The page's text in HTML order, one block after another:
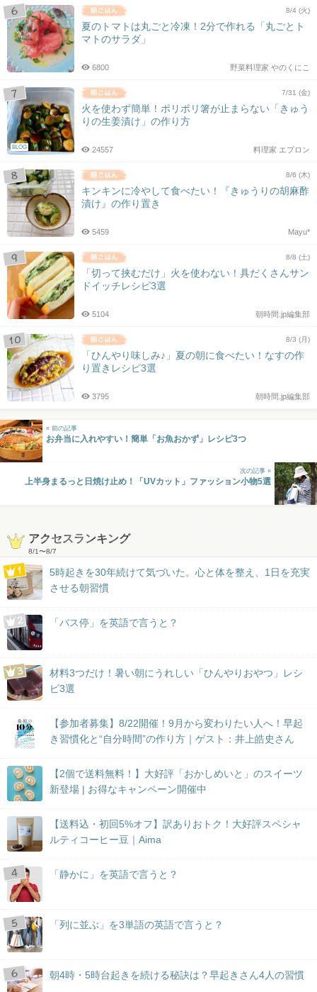
8/4 (火)
夏のトマトは丸ごと冷凍！2分で作れる「丸ごとト
マトのサラダ」
野菜料理家 やのくにこ
6800
BLOG
7/31 (金)
火を使わず簡単！ポリポリ箸が止まらない「きゅう
りの生姜漬け」の作り方
料理家 エプロン
24557
8/6 (木)
キンキンに冷やして食べたい！『きゅうりの胡麻酢
漬け』の作り置き
Mayu*
5459
8/8 (土)
「切って挟むだけ」火を使わない！具だくさんサン
ドイッチレシピ3選
朝時間.jp編集部
5104
8/3 (月)
「ひんやり味しみ♪」夏の朝に食べたい！なすの作
り置きレシピ3選
朝時間.jp編集部
3795
« 前の記事
お弁当に入れやすい！簡単「お魚おかず」レシピ3つ
次の記事 »
上半身まるっと日焼け止め！「UVカット」ファッション小物5選
アクセスランキング
8/1〜8/7
5時起きを30年続けて気づいた。心と体を整え、1日を充実
させる朝習慣
「バス停」を英語で言うと？
材料3つだけ！暑い朝にうれしい「ひんやりおやつ」レシ
ピ3選
【参加者募集】8/22開催！9月から変わりたい人へ！早起
き習慣化と“自分時間”の作り方｜ゲスト：井上皓史さん
【2個で送料無料！】大好評「おかしめいと」のスイーツ
新登場 | お得なキャンペーン開催中
【送料込・初回5%オフ】訳ありおトク！大好評スペシャ
ルティコーヒー豆｜Aima
「静かに」を英語で言うと？
「列に並ぶ」を3単語の英語で言うと？
朝4時・5時台起きを続ける秘訣は？早起きさん4人の習慣